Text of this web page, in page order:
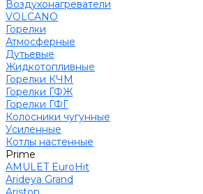
Воздухонагреватели
VOLCANO
Горелки
Атмосферные
Дутьевые
Жидкотопливные
Горелки КЧМ
Горелки ГФЖ
Горелки ГФГ
Колосники чугунные
Усиленные
Котлы настенные
Prime
AMULET EuroHit
Arideya Grand